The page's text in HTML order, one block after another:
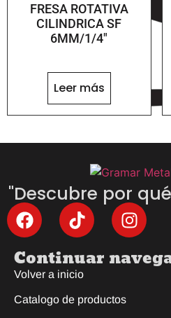
FRESA ROTATIVA
CILINDRICA SF
6MM/1/4″
Leer más
"Descubre por
Continuar
Volver a inicio
Catalogo de productos